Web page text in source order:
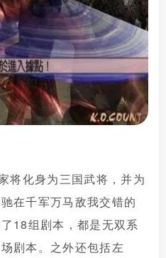
将化身为三国武将，并为
在千军万马敌我交错的
18组剧本，都是无双系
剧本。之外还包括左